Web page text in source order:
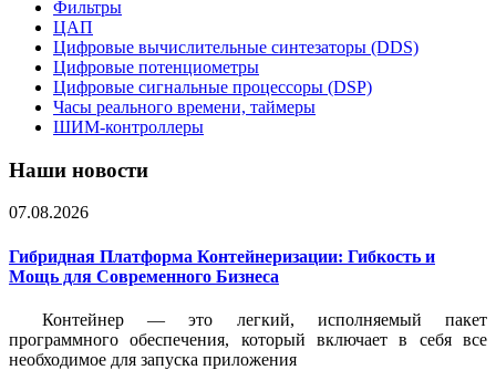
Фильтры
ЦАП
Цифровые вычислительные синтезаторы (DDS)
Цифровые потенциометры
Цифровые сигнальные процессоры (DSP)
Часы реального времени, таймеры
ШИМ-контроллеры
Наши новости
07.08.2026
Гибридная Платформа Контейнеризации: Гибкость и
Мощь для Современного Бизнеса
Контейнер — это легкий, исполняемый пакет
программного обеспечения, который включает в себя все
необходимое для запуска приложения